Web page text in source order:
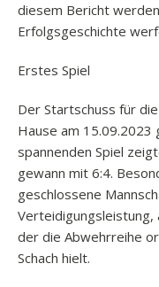
diesem Bericht
Erfolgsgeschichte
Erstes Spiel
Der Startschuss für
Hause am 15.09.2023
spannenden Spiel
gewann mit 6:4.
geschlossene
Verteidigungsleistung,
der die Abwehrreihe
Schach hielt.